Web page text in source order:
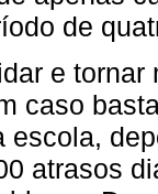
de
e
caso
escola,
atrasos